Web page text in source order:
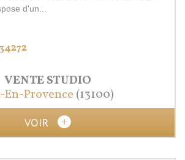
d'un...
VENTESTUDIO
Provence (13100)
VOIR